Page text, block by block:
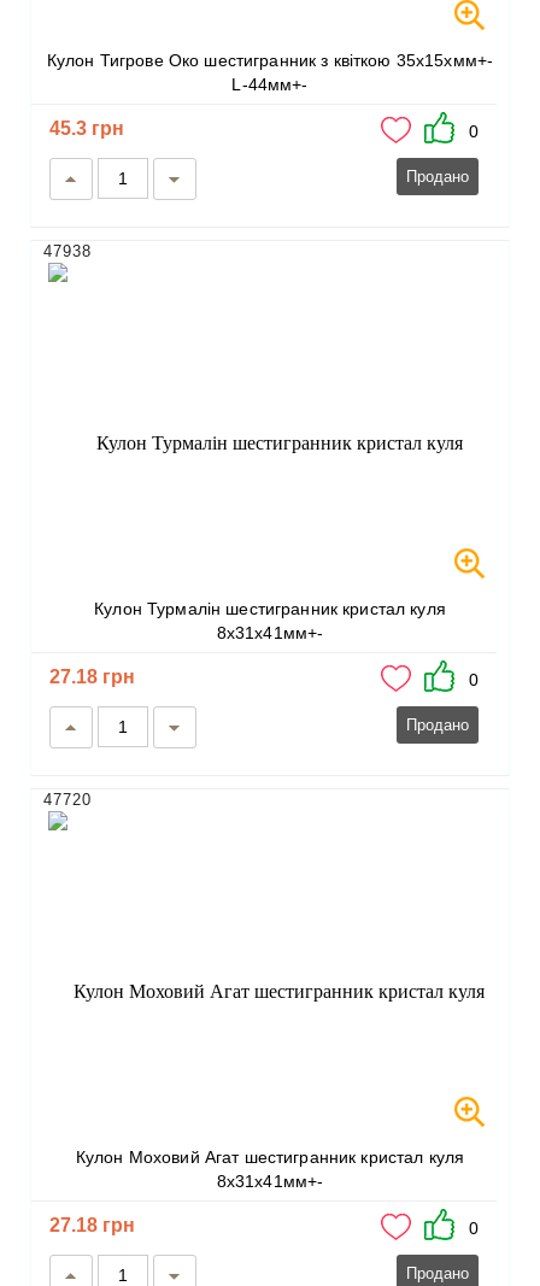
Кулон Тигрове Око шестигранник з квіткою 35х15хмм+-
L-44мм+-
45.3 грн 0
Продано
Кулон Турмалін шестигранник кристал куля
8х31х41мм+-
47938
27.18 грн 0
Продано
Кулон Моховий Агат шестигранник кристал куля
8х31х41мм+-
47720
27.18 грн 0
Продано